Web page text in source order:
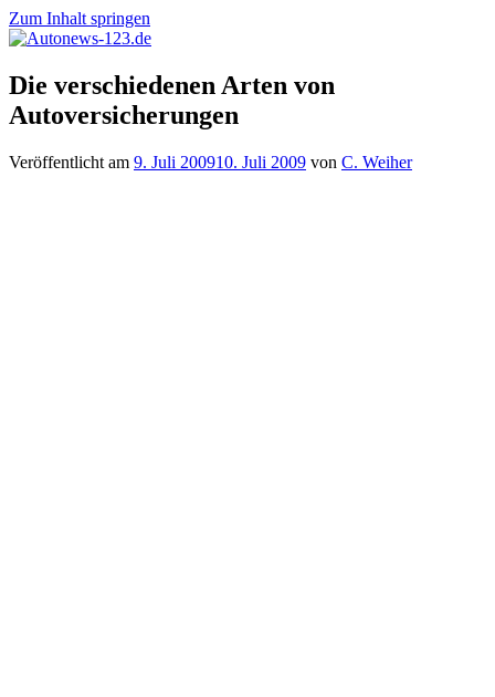
Zum Inhalt springen
Autonews-
123.de
Autonews
mit
Charme
Die verschiedenen Arten von
Autoversicherungen
Veröffentlicht am 9. Juli 200910. Juli 2009 von C. Weiher